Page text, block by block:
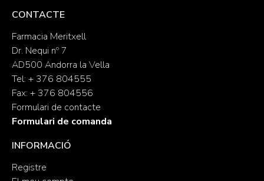
CONTACTE
Farmacia Meritxell
Dr. Nequi nº 7
AD500 Andorra la Vella
Tel: + 376 804555
Fax: + 376 804556
Formulari de contacte
Formulari de comanda
INFORMACIÓ
Registre